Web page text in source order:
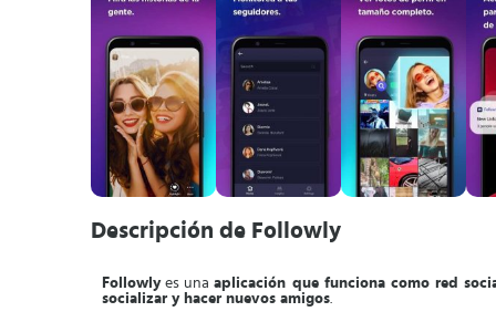
Descripción de Followly
Followlyes unaaplicación que funciona como red
socializar y hacer nuevos amigos.